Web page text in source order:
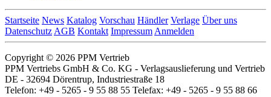
Startseite News Katalog Vorschau Händler Verlage Über uns
Datenschutz AGB Kontakt Impressum Anmelden
Copyright © 2026 PPM Vertrieb
PPM Vertriebs GmbH & Co. KG - Verlagsauslieferung und Vertrieb
DE - 32694 Dörentrup, Industriestraße 18
Telefon: +49 - 5265 - 9 55 88 55 Telefax: +49 - 5265 - 9 55 88 66